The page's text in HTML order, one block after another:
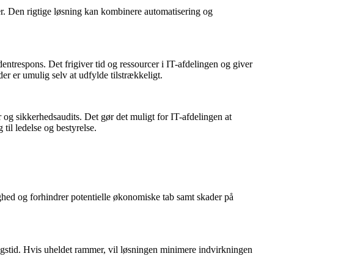
Den rigtige løsning kan kombinere automatisering og
Det frigiver tid og ressourcer i IT-afdelingen og giver
er umulig selv at udfylde tilstrækkeligt.
sikkerhedsaudits. Det gør det muligt for IT-afdelingen at
ledelse og bestyrelse.
og forhindrer potentielle økonomiske tab samt skader på
Hvis uheldet rammer, vil løsningen minimere indvirkningen